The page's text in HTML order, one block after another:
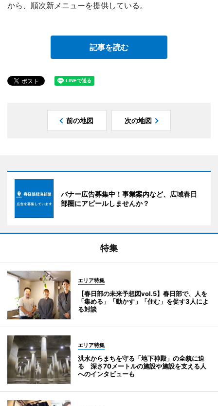
から、順次新メニューを提供している。
記事を読む
前の地図 次の地図
バナー広告募集中！事業案内など、広域春日
部圏にアピールしませんか？
特集
エリア特集
【春日部の未来予想図vol.5】春日部で、人を
「集める」「動かす」「住む」を促す3人によ
る対談
エリア特集
洪水からまちを守る「地下神殿」の全貌に迫
る 深さ70メートルの施設や施設を支える人
へのインタビューも